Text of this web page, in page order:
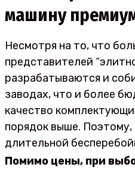
машину
Несмотря на то, что
представителей
разрабатываются и
заводах, что и более
качество
порядок выше.
длительной
Помимо цены, при